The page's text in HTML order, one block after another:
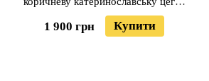
19600x700x3мм SW-00001469
1 900 грн Купити